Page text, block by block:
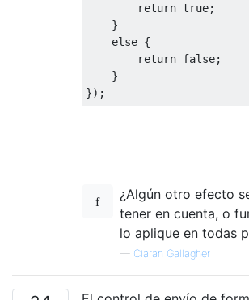
return true;
}
else {
return false;
}
});
¿Algún otro efecto
tener en cuenta, o
lo aplique en todas
— Ciaran Gallagher